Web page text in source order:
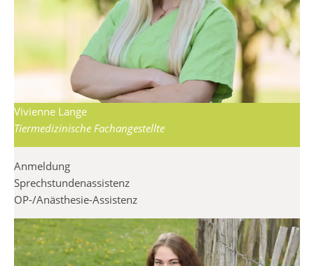
Vivienne Lange
Tiermedizinische Fachangestellte
Anmeldung
Sprechstundenassistenz
OP-/Anästhesie-Assistenz